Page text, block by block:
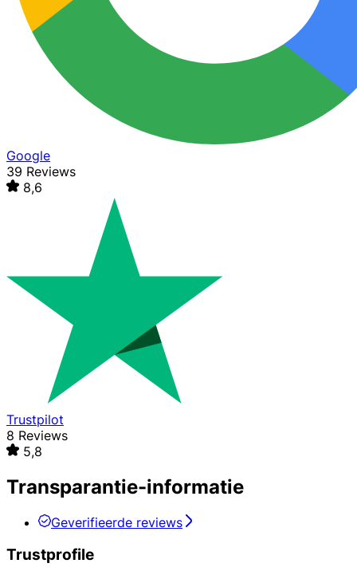
Google
39 Reviews
8,6
Trustpilot
8 Reviews
5,8
Transparantie-informatie
Geverifieerde reviews
Trustprofile